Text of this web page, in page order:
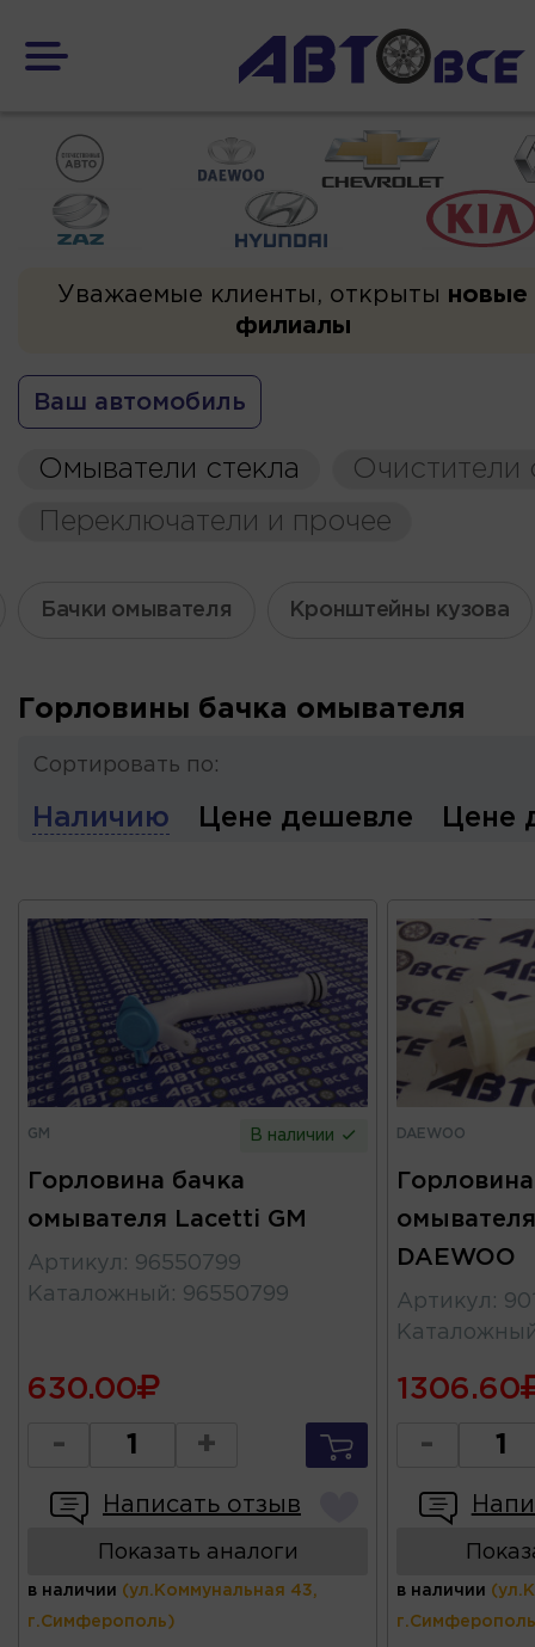
Уважаемые клиенты, открыты новые
филиалы
Ваш автомобиль
Омыватели стекла
Очистители
Переключатели и прочее
Бачки омывателя Кронштейны кузова
Горловины бачка омывателя
Сортировать по:
Наличию Цене дешевле Цене
GM В наличии
Горловина бачка
омывателя Lacetti GM
Артикул : 96550799
Каталожный : 96550799
630.00
- +
Написать отзыв
Показать аналоги
в наличии (ул.Коммунальная 43,
г.Симферополь)
DAEWOO
DAEWOO
Артикул :
1306.60
-
в наличии